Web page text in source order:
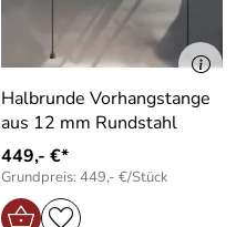
Halbrunde Vorhangstange
aus 12 mm Rundstahl
449,- €*
Grundpreis: 449,- €/Stück